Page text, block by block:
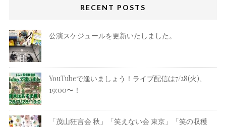
RECENT POSTS
公演スケジュールを更新いたしました。
YouTubeで逢いましょう！ライブ配信は7/28(火)、
19:00〜！
「茂山狂言会 秋」「笑えない会 東京」「笑の収穫